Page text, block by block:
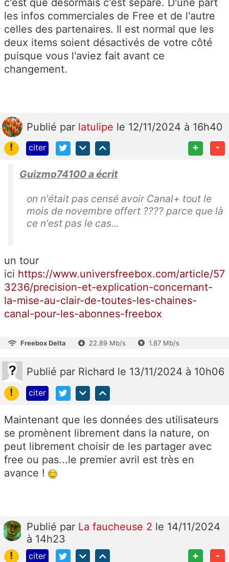
les infos commerciales de Free et de l'autre
celles des partenaires. Il est normal que les
deux items soient désactivés de votre côté
puisque vous l'aviez fait avant ce
changement.
Publié par latulipe le 12/11/2024 à 16h40
!
citer + -
Guizmo74100 a écrit
on n'était pas censé avoir Canal+ tout le
mois de novembre offert ???? parce que là
ce n'est pas le cas...
un tour
ici https://www.universfreebox.com/article/57
3236/precision-et-explication-concernant-
la-mise-au-clair-de-toutes-les-chaines-
canal-pour-les-abonnes-freebox
Freebox Delta 22.89 Mb/s 1.87 Mb/s
Publié par Richard le 13/11/2024 à 10h06
!
citer
Maintenant que les données des utilisateurs
se promènent librement dans la nature, on
peut librement choisir de les partager avec
free ou pas...le premier avril est très en
avance !
Publié par La faucheuse 2 le 14/11/2024
à 14h23
!
citer + -